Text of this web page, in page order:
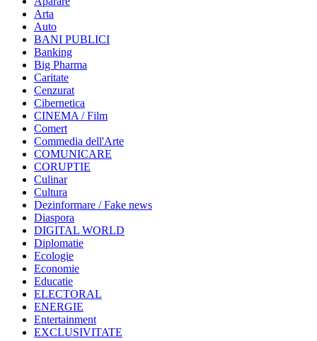
Arta
Auto
BANI PUBLICI
Banking
Big Pharma
Caritate
Cenzurat
Cibernetica
CINEMA / Film
Comert
Commedia dell'Arte
COMUNICARE
CORUPTIE
Culinar
Cultura
Dezinformare / Fake news
Diaspora
DIGITAL WORLD
Diplomatie
Ecologie
Economie
Educatie
ELECTORAL
ENERGIE
Entertainment
EXCLUSIVITATE